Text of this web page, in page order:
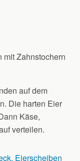
Zahnstochern
auf dem
Die harten Eier
Käse,
verteilen.